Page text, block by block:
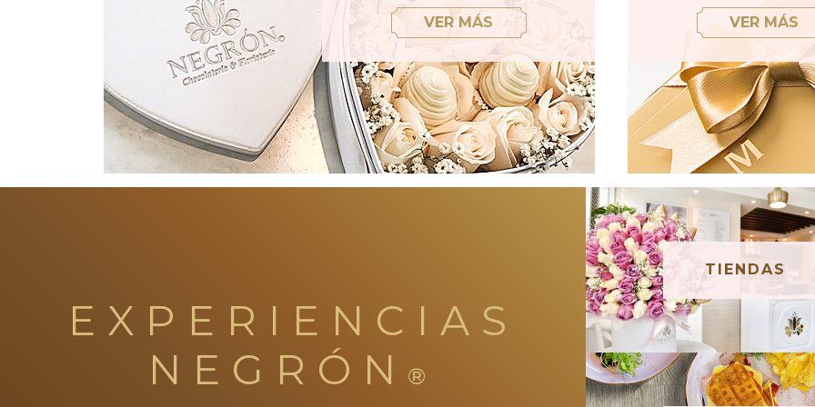
VER MÁS VER MÁS
EXPERIENCIAS
NEGRÓN
®
TIENDAS